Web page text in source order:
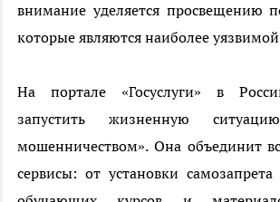
внимание уделяется просвещению
которые являются наиболее
На портале «Госуслуги» в
запустить жизненную
мошенничеством». Она объединит
сервисы: от установки